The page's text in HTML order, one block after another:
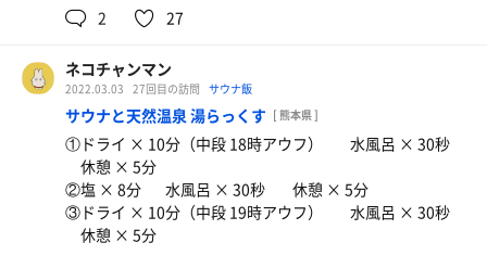
🎋お風呂の種類も沢山ありました。
源泉は少しぬるっとしていて肌がツルツルに。どのお風呂
も温度はあまり高くなく、景色を見ながらゆっくり浸かれ
るので凄く私好みでした。中でも感動したのは電気風呂！
色んなパターンのリズムの電気が周期的に出ておりマッサ
ージで揉まれている様な心地よさ…
《サウナ室》
タオル地サウナマット使い放題は嬉しい‼︎
・hajuサウナ
私は女湯ではここ以上に広いサウナ室は見たことないで
す。そして正面にはめちゃデカスクリーン‼︎メトスikiスト
2 27
ネコチャンマン
2022.03.03 27回目の訪問 サウナ飯
サウナと天然温泉 湯らっくす [ 熊本県 ]
①ドライ × 10分（中段 18時アウフ） 水風呂 × 30秒
休憩 × 5分
②塩 × 8分 水風呂 × 30秒 休憩 × 5分
③ドライ × 10分（中段 19時アウフ） 水風呂 × 30秒
休憩 × 5分